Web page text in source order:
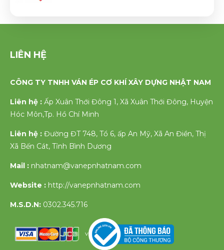
LIÊN HỆ
CÔNG TY TNHH VÁN ÉP CƠ KHÍ XÂY DỰNG NHẬT NAM
Liên hệ : Ấp Xuân Thới Đông 1, Xã Xuân Thới Đông, Huyện
Hóc Môn,Tp. Hồ Chí Minh
Liên hệ : Đường ĐT 748, Tổ 6, ấp An Mỹ, Xã An Điền, Thị
Xã Bến Cát, Tỉnh Bình Dương
Mail : nhatnam@vanepnhatnam.com
Website : http://vanepnhatnam.com
M.S.D.N: 0302.345.716
v